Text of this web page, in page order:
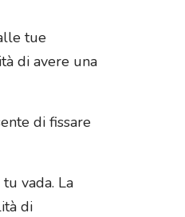
tue
di avere una
di fissare
vada. La
di